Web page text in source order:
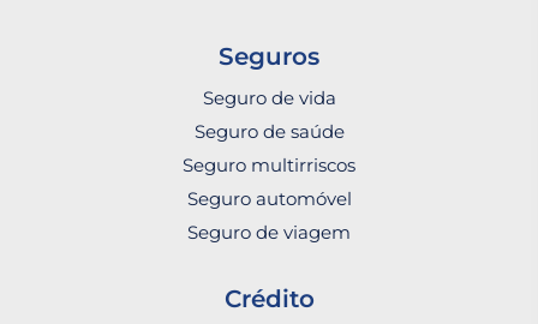
Seguros
Seguro de vida
Seguro de saúde
Seguro multirriscos
Seguro automóvel
Seguro de viagem
Crédito